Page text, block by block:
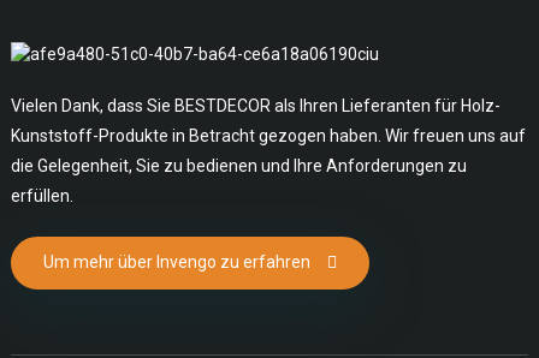
Vielen Dank, dass Sie BESTDECOR als Ihren Lieferanten für Holz-
Kunststoff-Produkte in Betracht gezogen haben. Wir freuen uns auf
die Gelegenheit, Sie zu bedienen und Ihre Anforderungen zu
erfüllen.
Um mehr über Invengo zu erfahren